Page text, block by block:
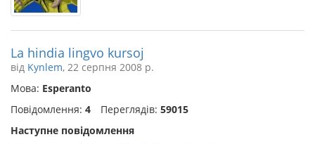
La hindia lingvo kursoj
від Kynlem, 22 серпня 2008 р.
Мова: Esperanto
Повідомлення: 4 Переглядів: 59015
Наступне повідомлення